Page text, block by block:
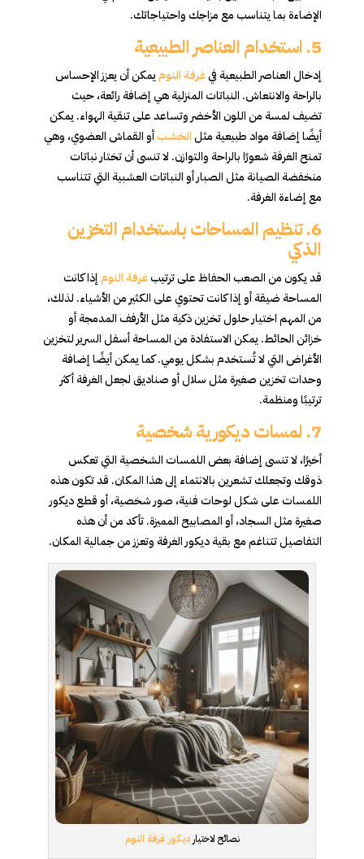
الإضاءة بما يتناسب مع مزاجك واحتياجاتك.
5. استخدام العناصر الطبيعية
إدخال العناصر الطبيعية فيغرفة النوميمكن أن يعزز الإحساس
بالراحة والانتعاش. النباتات المنزلية هي إضافة رائعة، حيث
تضيف لمسة من اللون الأخضر وتساعد على تنقية الهواء. يمكن
أيضًا إضافة مواد طبيعية مثلالخشبأو القماش العضوي، وهي
تمنح الغرفة شعورًا بالراحة والتوازن. لا تنسى أن تختار نباتات
منخفضة الصيانة مثل الصبار أو النباتات العشبية التي تتناسب
مع إضاءة الغرفة.
6. تنظيم المساحات باستخدام التخزين
الذكي
قد يكون من الصعب الحفاظ على ترتيبغرفة النومإذا كانت
المساحة ضيقة أو إذا كانت تحتوي على الكثير من الأشياء. لذلك،
من المهم اختيار حلول تخزين ذكية مثل الأرفف المدمجة أو
خزائن الحائط. يمكن الاستفادة من المساحة أسفل السرير لتخزين
الأغراض التي لا تُستخدم بشكل يومي. كما يمكن أيضًا إضافة
وحدات تخزين صغيرة مثل سلال أو صناديق لجعل الغرفة أكثر
ترتيبًا ومنظمة.
7. لمسات ديكورية شخصية
أخيرًا، لا تنسى إضافة بعض اللمسات الشخصية التي تعكس
ذوقك وتجعلك تشعرين بالانتماء إلى هذا المكان. قد تكون هذه
اللمسات على شكل لوحات فنية، صور شخصية، أو قطع ديكور
صغيرة مثل السجاد، أو المصابيح المميزة. تأكد من أن هذه
التفاصيل تتناغم مع بقية ديكور الغرفة وتعزز من جمالية المكان.
نصائح لاختيارديكور غرفة النوم